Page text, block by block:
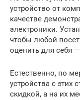
устройство от
качестве
электроники.
чтобы любой
оценить для себя
Естественно, по
устройства с этих
скидкой, а на их